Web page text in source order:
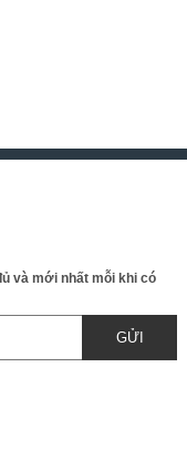
và mới nhất mỗi khi có
GỬI